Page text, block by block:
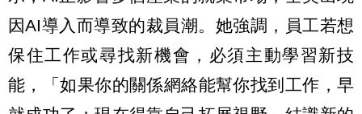
因AI導入而導致的裁員潮。她強調，員工若想
保住工作或尋找新機會，必須主動學習新技
能，「如果你的關係網絡能幫你找到工作，早